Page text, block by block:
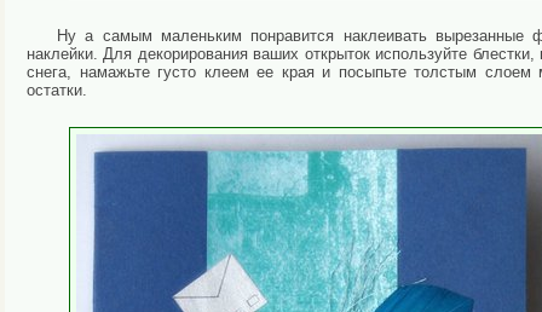
Ну а самым маленьким понравится наклеивать вырезанные
наклейки. Для декорирования ваших открыток используйте
снега, намажьте густо клеем ее края и посыпьте толстым слоем
остатки.